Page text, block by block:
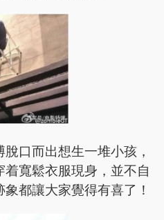
口而出想生一堆小孩，
寬鬆衣服現身，並不自
都讓大家覺得有喜了！